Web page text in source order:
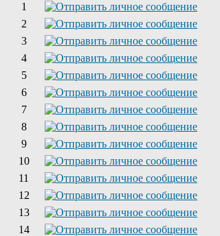
1
2
3
4
5
6
7
8
9
10
11
12
13
14